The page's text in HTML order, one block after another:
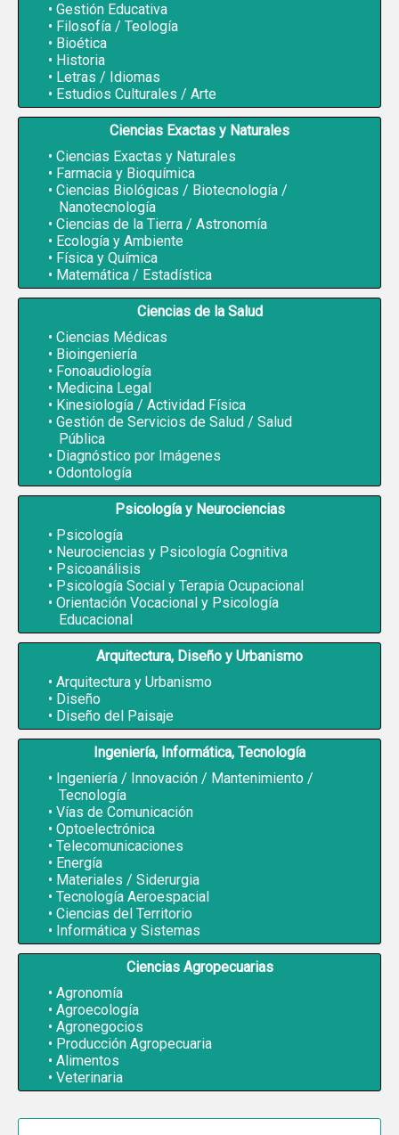
Gestión Educativa
Filosofía / Teología
Bioética
Historia
Letras / Idiomas
Estudios Culturales / Arte
Ciencias Exactas y Naturales
Ciencias Exactas y Naturales
Farmacia y Bioquímica
Ciencias Biológicas / Biotecnología /
Nanotecnología
Ciencias de la Tierra / Astronomía
Ecología y Ambiente
Física y Química
Matemática / Estadística
Ciencias de la Salud
Ciencias Médicas
Bioingeniería
Fonoaudiología
Medicina Legal
Kinesiología / Actividad Física
Gestión de Servicios de Salud / Salud
Pública
Diagnóstico por Imágenes
Odontología
Psicología y Neurociencias
Psicología
Neurociencias y Psicología Cognitiva
Psicoanálisis
Psicología Social y Terapia Ocupacional
Orientación Vocacional y Psicología
Educacional
Arquitectura, Diseño y Urbanismo
Arquitectura y Urbanismo
Diseño
Diseño del Paisaje
Ingeniería, Informática, Tecnología
Ingeniería / Innovación / Mantenimiento /
Tecnología
Vías de Comunicación
Optoelectrónica
Telecomunicaciones
Energía
Materiales / Siderurgia
Tecnología Aeroespacial
Ciencias del Territorio
Informática y Sistemas
Ciencias Agropecuarias
Agronomía
Agroecología
Agronegocios
Producción Agropecuaria
Alimentos
Veterinaria